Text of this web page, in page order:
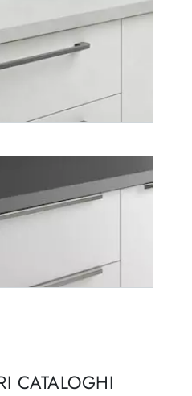
CATALOGHI